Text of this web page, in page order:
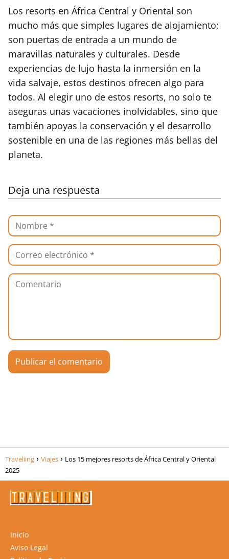
Los resorts en África Central y Oriental son
mucho más que simples lugares de alojamiento;
son puertas de entrada a un mundo de
maravillas naturales y culturales. Desde
experiencias de lujo hasta la inmersión en la
vida salvaje, estos destinos ofrecen algo para
todos. Al elegir uno de estos resorts, no solo te
aseguras unas vacaciones inolvidables, sino que
también apoyas la conservación y el desarrollo
sostenible en una de las regiones más bellas del
planeta.
Deja una respuesta
Traveliing Viajes
Los 15 mejores resorts de África Central y Oriental
2025
Inicio
Aviso Legal